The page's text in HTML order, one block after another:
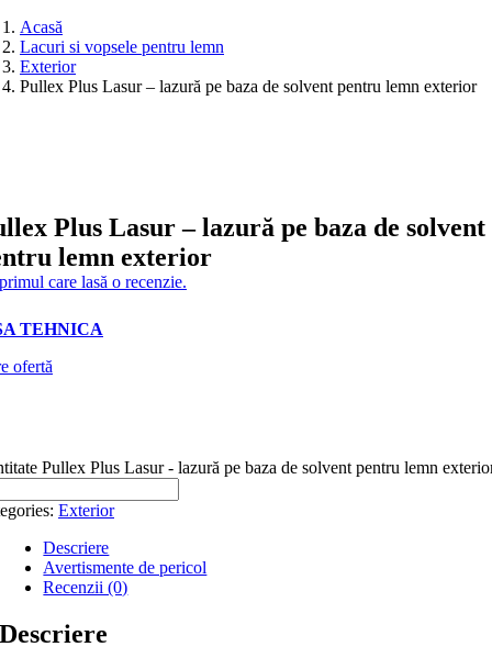
Acasă
Lacuri si vopsele pentru lemn
Exterior
Pullex Plus Lasur – lazură pe baza de solvent pentru lemn exterior
Plus Lasur – lazură pe baza de solvent
lemn exterior
care lasă o recenzie.
TEHNICA
ofertă
Pullex Plus Lasur - lazură pe baza de solvent pentru lemn
Exterior
Descriere
Avertismente de pericol
Recenzii (0)
Descriere